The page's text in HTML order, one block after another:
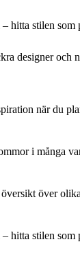
hitta stilen som
designer och
när du
i många
över
hitta stilen som